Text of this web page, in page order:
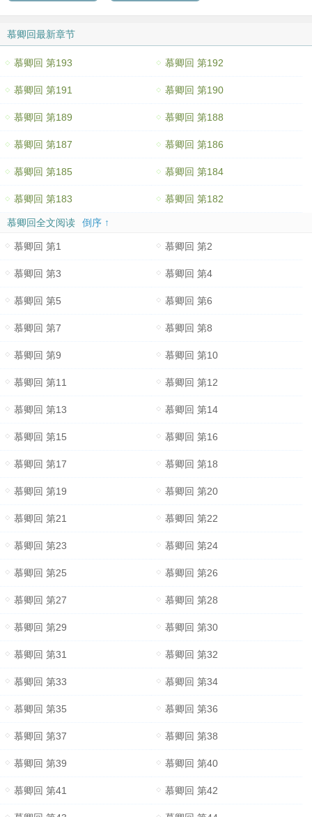
慕卿回最新章节
慕卿回 第193 慕卿回 第192
慕卿回 第191 慕卿回 第190
慕卿回 第189 慕卿回 第188
慕卿回 第187 慕卿回 第186
慕卿回 第185 慕卿回 第184
慕卿回 第183 慕卿回 第182
慕卿回全文阅读 倒序 ↑
慕卿回 第1 慕卿回 第2
慕卿回 第3 慕卿回 第4
慕卿回 第5 慕卿回 第6
慕卿回 第7 慕卿回 第8
慕卿回 第9 慕卿回 第10
慕卿回 第11 慕卿回 第12
慕卿回 第13 慕卿回 第14
慕卿回 第15 慕卿回 第16
慕卿回 第17 慕卿回 第18
慕卿回 第19 慕卿回 第20
慕卿回 第21 慕卿回 第22
慕卿回 第23 慕卿回 第24
慕卿回 第25 慕卿回 第26
慕卿回 第27 慕卿回 第28
慕卿回 第29 慕卿回 第30
慕卿回 第31 慕卿回 第32
慕卿回 第33 慕卿回 第34
慕卿回 第35 慕卿回 第36
慕卿回 第37 慕卿回 第38
慕卿回 第39 慕卿回 第40
慕卿回 第41 慕卿回 第42